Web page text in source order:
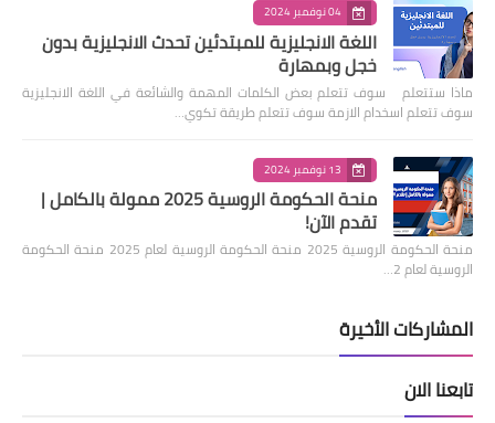
04 نوفمبر 2024
اللغة الانجليزية للمبتدئين تحدث الانجليزية بدون
خجل وبمهارة
ماذا ستتعلم سوف تتعلم بعض الكلمات المهمة والشائعة في اللغة الانجليزية
سوف تتعلم اسخدام الازمة سوف تتعلم طريقة تكوي…
13 نوفمبر 2024
منحة الحكومة الروسية 2025 ممولة بالكامل |
تقدم الآن!
منحة الحكومة الروسية 2025 منحة الحكومة الروسية لعام 2025 منحة الحكومة
الروسية لعام 2…
المشاركات الأخيرة
تابعنا الان